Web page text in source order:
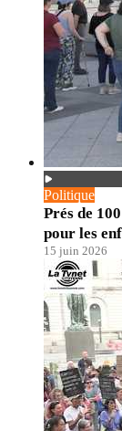
Politique
Prés de
pour les
15 juin 2026